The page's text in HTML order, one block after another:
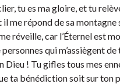
tu es ma gloire, et tu
me répond de sa montagne
réveille, car l’Éternel est
qui m’assiègent de
! Tu gifles tous mes
ta bénédiction soit sur ton